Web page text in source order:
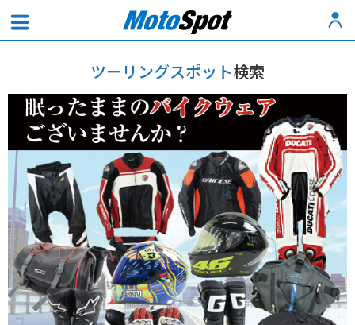
ツーリングスポット検索